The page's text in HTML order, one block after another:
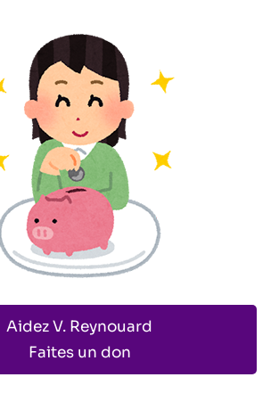
Aidez V. Reynouard
Faites un don